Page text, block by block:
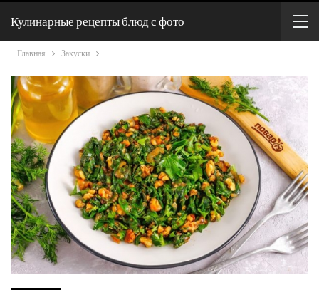
Кулинарные рецепты блюд с фото
Главная Закуски